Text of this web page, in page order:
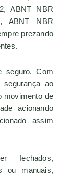
ABNT NBR
ABNT NBR
prezando
seguro. Com
segurança ao
movimento de
acionando
assim
fechados,
ou manuais,